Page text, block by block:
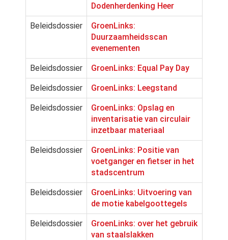
Dodenherdenking Heer
Beleidsdossier
GroenLinks:
Duurzaamheidsscan
evenementen
Beleidsdossier GroenLinks: Equal Pay Day
Beleidsdossier GroenLinks: Leegstand
Beleidsdossier
GroenLinks: Opslag en
inventarisatie van circulair
inzetbaar materiaal
Beleidsdossier
GroenLinks: Positie van
voetganger en fietser in het
stadscentrum
Beleidsdossier
GroenLinks: Uitvoering van
de motie kabelgoottegels
Beleidsdossier
GroenLinks: over het gebruik
van staalslakken